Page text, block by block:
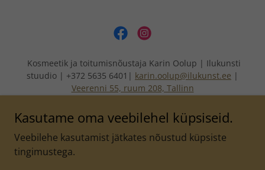
Kosmeetik ja toitumisnõustaja Karin Oolup | Ilukunsti
stuudio | +372 5635 6401| karin.oolup@ilukunst.ee |
Veerenni 55, ruum 208, Tallinn
Kasutame oma veebilehel küpsiseid.
Veebilehe kasutamist jätkates nõustud küpsiste
tingimustega.